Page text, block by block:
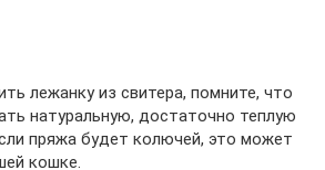
лежанку из свитера, помните, что
натуральную, достаточно теплую
пряжа будет колючей, это может
кошке.